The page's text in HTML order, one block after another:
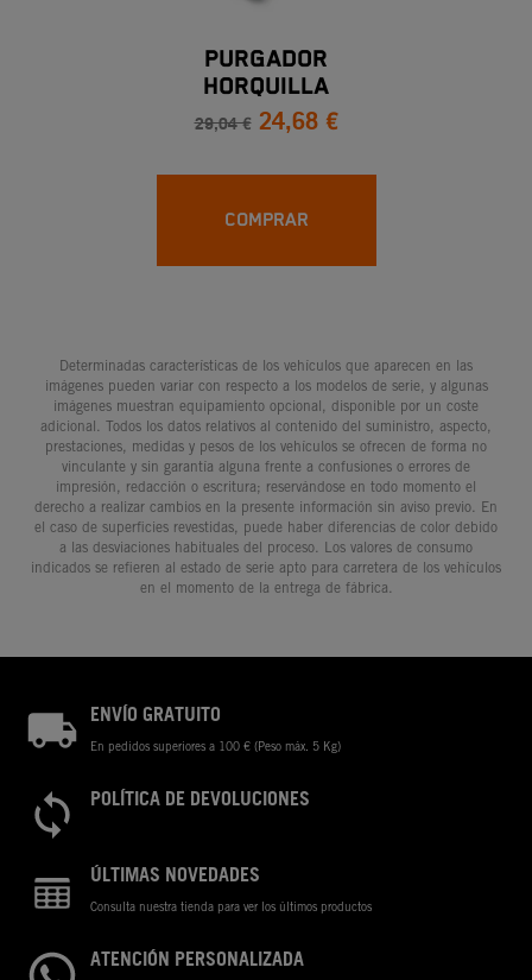
PURGADOR
HORQUILLA
29,04 € 24,68 €
COMPRAR
Determinadas características de los vehículos que aparecen en las
imágenes pueden variar con respecto a los modelos de serie, y algunas
imágenes muestran equipamiento opcional, disponible por un coste
adicional. Todos los datos relativos al contenido del suministro, aspecto,
prestaciones, medidas y pesos de los vehículos se ofrecen de forma no
vinculante y sin garantía alguna frente a confusiones o errores de
impresión, redacción o escritura; reservándose en todo momento el
derecho a realizar cambios en la presente información sin aviso previo. En
el caso de superficies revestidas, puede haber diferencias de color debido
a las desviaciones habituales del proceso. Los valores de consumo
indicados se refieren al estado de serie apto para carretera de los vehículos
en el momento de la entrega de fábrica.
ENVÍO GRATUITO
En pedidos superiores a 100 € (Peso máx. 5 Kg)
POLÍTICA DE DEVOLUCIONES
ÚLTIMAS NOVEDADES
Consulta nuestra tienda para ver los últimos productos
ATENCIÓN PERSONALIZADA